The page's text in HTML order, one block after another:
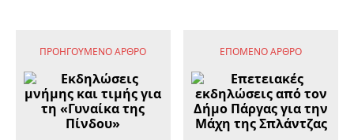
ΠΡΟΗΓΟΎΜΕΝΟ ΆΡΘΡΟ ΕΠΌΜΕΝΟ ΆΡΘΡΟ